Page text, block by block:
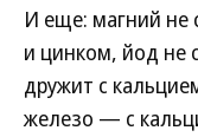
И еще: магний не
и цинком, йод не
дружит с
железо — с